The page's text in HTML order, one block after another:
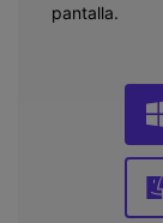
pantalla.